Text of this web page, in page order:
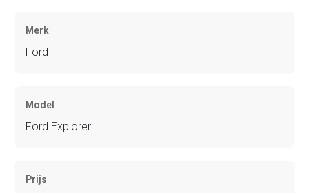
Merk
Ford
Model
Ford Explorer
Prijs